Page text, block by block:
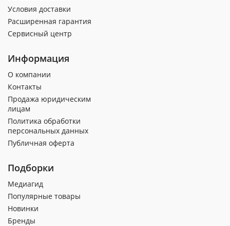
Условия доставки
Расширенная гарантия
Сервисный центр
Информация
О компании
Контакты
Продажа юридическим
лицам
Политика обработки
персональных данных
Публичная оферта
Подборки
Медиагид
Популярные товары
Новинки
Бренды